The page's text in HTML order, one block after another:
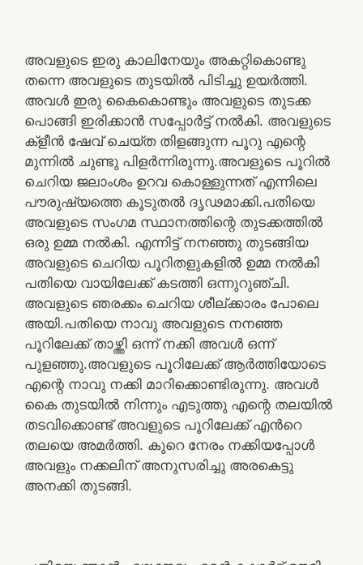
അവളുടെ ഇരു കാലിനേയും അകറ്റികൊണ്ടു
തന്നെ അവളുടെ തുടയിൽ പിടിച്ചു ഉയർത്തി.
അവൾ ഇരു കൈകൊണ്ടും അവളുടെ തുടക്ക
പൊങ്ങി ഇരിക്കാൻ സപ്പോർട്ട് നൽകി. അവളുടെ
ക്‌ളീൻ ഷേവ് ചെയ്ത തിളങ്ങുന്ന പൂറു എന്റെ
മുന്നിൽ ചുണ്ടു പിളർന്നിരുന്നു.അവളുടെ പൂറിൽ
ചെറിയ ജലാംശം ഉറവ കൊള്ളുന്നത് എന്നിലെ
പൗരുഷ്യത്തെ കൂടുതൽ ദൃഢമാക്കി.പതിയെ
അവളുടെ സംഗമ സ്ഥാനത്തിന്റെ തുടക്കത്തിൽ
ഒരു ഉമ്മ നൽകി. എന്നിട്ട് നനഞ്ഞു തുടങ്ങിയ
അവളുടെ ചെറിയ പൂറിതളുകളിൽ ഉമ്മ നൽകി
പതിയെ വായിലേക്ക് കടത്തി ഒന്നുറുഞ്ചി.
അവളുടെ ഞരക്കം ചെറിയ ശീല്ക്കാരം പോലെ
അയി.പതിയെ നാവു അവളുടെ നനഞ്ഞ
പൂറിലേക്ക് താഴ്ത്തി ഒന്ന് നക്കി അവൾ ഒന്ന്
പുളഞ്ഞു.അവളുടെ പൂറിലേക്ക് ആർത്തിയോടെ
എന്റെ നാവു നക്കി മാറിക്കൊണ്ടിരുന്നു. അവൾ
കൈ തുടയിൽ നിന്നും എടുത്തു എന്റെ തലയിൽ
തടവിക്കൊണ്ട് അവളുടെ പൂറിലേക്ക് എൻറെ
തലയെ അമർത്തി. കുറെ നേരം നക്കിയപ്പോൾ
അവളും നക്കലിന് അനുസരിച്ചു അരകെട്ടു
അനക്കി തുടങ്ങി.